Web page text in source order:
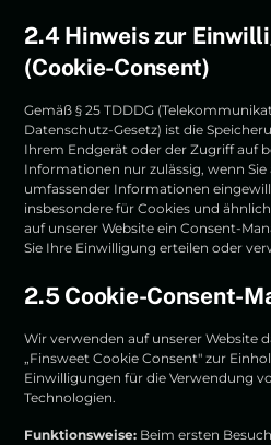
2.4 Hinweis zur
(Cookie-Consent)
Gemäß § 25 TDDDG
Datenschutz-Gesetz) ist die
Ihrem Endgerät oder der Zugriff auf
Informationen nur zulässig, wenn Sie
umfassender Informationen
insbesondere für Cookies und
auf unserer Website ein Consent-
Sie Ihre Einwilligung erteilen oder
2.5 Cookie-Consent-
Wir verwenden auf unserer Website
„Finsweet Cookie Consent" zur
Einwilligungen für die Verwendung
Technologien.
Funktionsweise: Beim ersten